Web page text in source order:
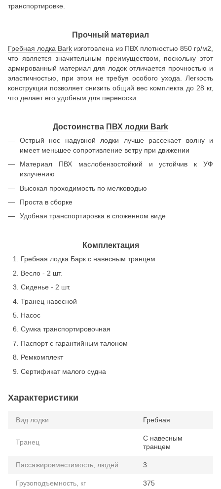
транспортировке.
Прочный материал
Гребная лодка Bark изготовлена из ПВХ плотностью 850 гр/м2,
что является значительным преимуществом, поскольку этот
армированный материал для лодок отличается прочностью и
эластичностью, при этом не требуя особого ухода. Легкость
конструкции позволяет снизить общий вес комплекта до 28 кг,
что делает его удобным для переноски.
Достоинства ПВХ лодки Bark
Острый нос надувной лодки лучше рассекает волну и
имеет меньшее сопротивление ветру при движении
Материал ПВХ маслобензостойкий и устойчив к УФ
излучению
Высокая проходимость по мелководью
Проста в сборке
Удобная транспортировка в сложенном виде
Комплектация
Гребная лодка Барк с навесным транцем
Весло - 2 шт.
Сиденье - 2 шт.
Транец навесной
Насос
Сумка транспортировочная
Паспорт с гарантийным талоном
Ремкомплект
Сертификат малого судна
Характеристики
Вид лодки Гребная
Транец
С навесным
транцем
Пассажировместимость, людей 3
Грузоподъемность, кг 375